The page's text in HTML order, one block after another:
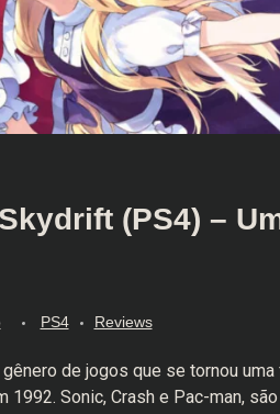
(PS4) –
PS4 Reviews
de jogos que se tornou
1992. Sonic, Crash e Pac-man,